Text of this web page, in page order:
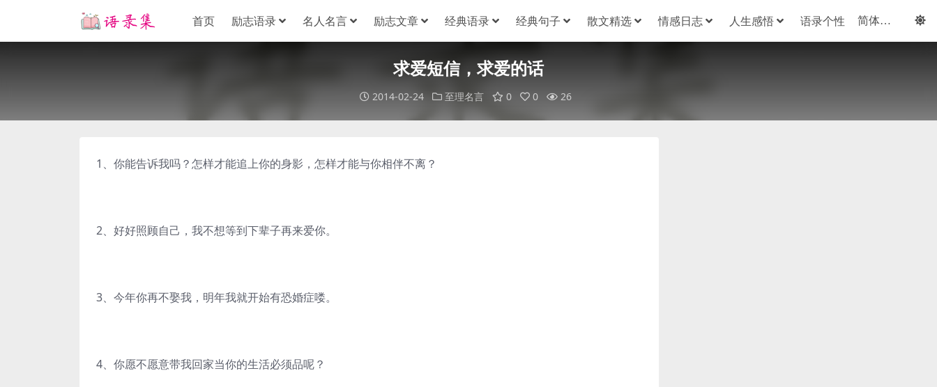
首页 励志语录 名人名言 励志文章 经典语录 经典句子 散文精选 情感日志 人生感悟 语录个性
求爱短信，求爱的话
2014-02-24 至理名言 0 0 26
1、你能告诉我吗？怎样才能追上你的身影，怎样才能与你相伴不离？
2、好好照顾自己，我不想等到下辈子再来爱你。
3、今年你再不娶我，明年我就开始有恐婚症喽。
4、你愿不愿意带我回家当你的生活必须品呢？